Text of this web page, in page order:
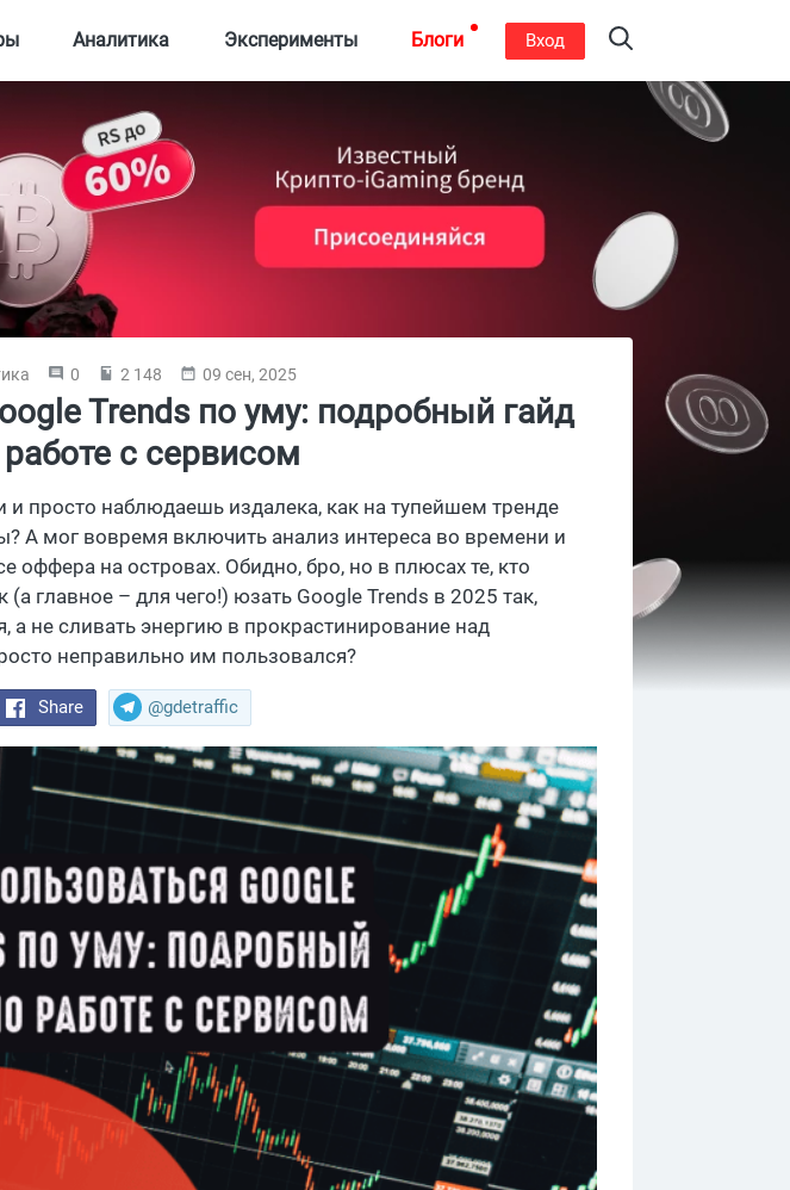
Аналитика Эксперименты Блоги Вход
0 2 148 09 сен, 2025
Trends по уму: подробный гайд
с сервисом
и просто наблюдаешь издалека, как на тупейшем тренде
А мог вовремя включить анализ интереса во времени и
оффера на островах. Обидно, бро, но в плюсах те, кто
главное – для чего!) юзать Google Trends в 2025 так,
а не сливать энергию в прокрастинирование над
неправильно им пользовался?
Share @gdetraffic